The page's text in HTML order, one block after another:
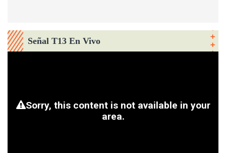
Señal T13 En Vivo